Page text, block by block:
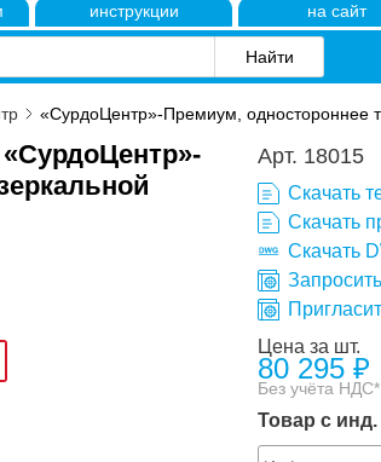
инструкции на сайт
«СурдоЦентр»-Премиум, одностороннее
Арт. 18015
Скачать
Скачать
Скачать
Цена за шт.
80 295 ₽
Без учёта НДС*
Товар с